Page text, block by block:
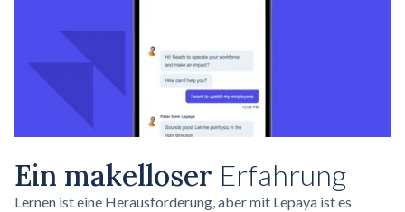
Ein makelloser Erfahrung
Lernen ist eine Herausforderung, aber mit Lepaya ist es